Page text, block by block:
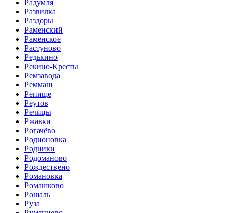
Радумля
Развилка
Раздоры
Раменский
Раменское
Растуново
Редькино
Рекино-Кресты
Ремзавода
Реммаш
Репище
Реутов
Речицы
Ржавки
Рогачёво
Родионовка
Родники
Родоманово
Рождествено
Романовка
Ромашково
Рошаль
Руза